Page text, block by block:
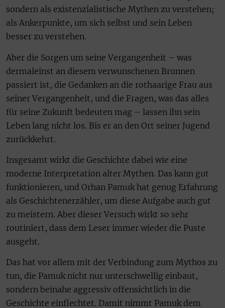
sondern als existenzialistische Mythen zu verstehen;
als Ankerpunkte, um sich selbst und sein Leben
besser zu verstehen.
Aber die Sorgen um seine Vergangenheit – was
dermaleinst an diesem verwunschenen Brunnen
passiert ist, die Gedanken an die rothaarige Frau aus
seiner Vergangenheit, und die Fragen, was das alles
für seine Zukunft bedeuten mag – lassen ihn sein
Leben lang nicht los. Bis er an den Ort seiner Jugend
zurückkehrt.
Insgesamt wirkt die Geschichte dabei wie eine
moderne Interpretation alter Mythen. Das kann gut
funktionieren, und Orhan Pamuk hat genug Erfahrung
als Geschichtenerzähler, um diese Aufgabe auch gut
zu meistern. Aber dieser Versuch wirkt so sehr
routiniert, dass dem Leser immer wieder die Puste
ausgeht.
Das hat vor allem mit der Verbindung zum Mythos zu
tun, die Pamuk nicht nur unterschwellig einbaut,
sondern beinahe aggressiv offensichtlich in die
Geschichte einflechtet. Damit nimmt Pamuk dem